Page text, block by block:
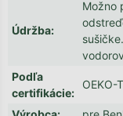
Údržba:
Možno
Podľa
certifikácie:
OEKO-